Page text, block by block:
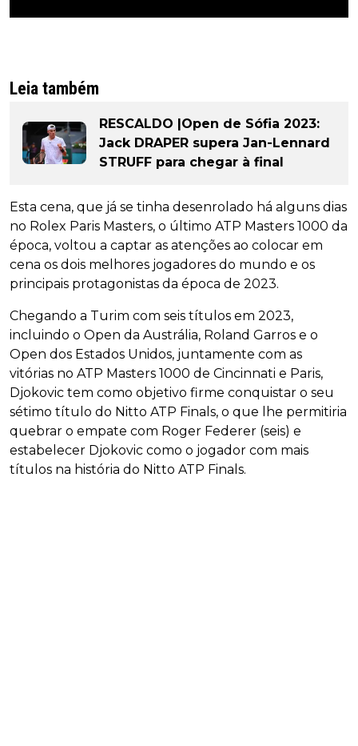
Leia também
RESCALDO |Open de Sófia 2023:
Jack DRAPER supera Jan-Lennard
STRUFF para chegar à final
Esta cena, que já se tinha desenrolado há alguns dias
no Rolex Paris Masters, o último ATP Masters 1000 da
época, voltou a captar as atenções ao colocar em
cena os dois melhores jogadores do mundo e os
principais protagonistas da época de 2023.
Chegando a Turim com seis títulos em 2023,
incluindo o Open da Austrália, Roland Garros e o
Open dos Estados Unidos, juntamente com as
vitórias no ATP Masters 1000 de Cincinnati e Paris,
Djokovic tem como objetivo firme conquistar o seu
sétimo título do Nitto ATP Finals, o que lhe permitiria
quebrar o empate com Roger Federer (seis) e
estabelecer Djokovic como o jogador com mais
títulos na história do Nitto ATP Finals.